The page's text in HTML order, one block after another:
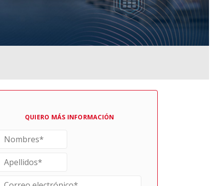
QUIERO MÁS INFORMACIÓN